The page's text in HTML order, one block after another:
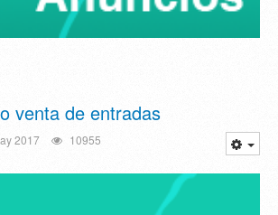
venta de entradas
2017 10955